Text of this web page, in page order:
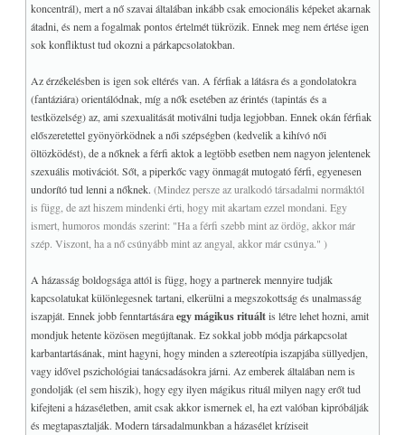
koncentrál), mert a nő szavai általában inkább csak emocionális képeket akarnak
átadni, és nem a fogalmak pontos értelmét tükrözik. Ennek meg nem értése igen
sok konfliktust tud okozni a párkapcsolatokban.
Az érzékelésben is igen sok eltérés van. A férfiak a látásra és a gondolatokra
(fantáziára) orientálódnak, míg a nők esetében az érintés (tapintás és a
testközelség) az, ami szexualitását motiválni tudja legjobban. Ennek okán férfiak
előszeretettel gyönyörködnek a női szépségben (kedvelik a kihívó női
öltözködést), de a nőknek a férfi aktok a legtöbb esetben nem nagyon jelentenek
szexuális motivációt. Sőt, a piperkőc vagy önmagát mutogató férfi, egyenesen
undorító tud lenni a nőknek.(Mindez persze az uralkodó társadalmi normáktól
is függ, de azt hiszem mindenki érti, hogy mit akartam ezzel mondani. Egy
ismert, humoros mondás szerint: "Ha a férfi szebb mint az ördög, akkor már
szép. Viszont, ha a nő csúnyább mint az angyal, akkor már csúnya." )
A házasság boldogsága attól is függ, hogy a partnerek mennyire tudják
kapcsolatukat különlegesnek tartani, elkerülni a megszokottság és unalmasság
iszapját. Ennek jobb fenntartásáraegy mágikus rituáltis létre lehet hozni, amit
mondjuk hetente közösen megújítanak. Ez sokkal jobb módja párkapcsolat
karbantartásának, mint hagyni, hogy minden a sztereotípia iszapjába süllyedjen,
vagy idővel pszichológiai tanácsadásokra járni. Az emberek általában nem is
gondolják (el sem hiszik), hogy egy ilyen mágikus rituál milyen nagy erőt tud
kifejteni a házaséletben, amit csak akkor ismernek el, ha ezt valóban kipróbálják
és megtapasztalják. Modern társadalmunkban a házasélet kríziseit